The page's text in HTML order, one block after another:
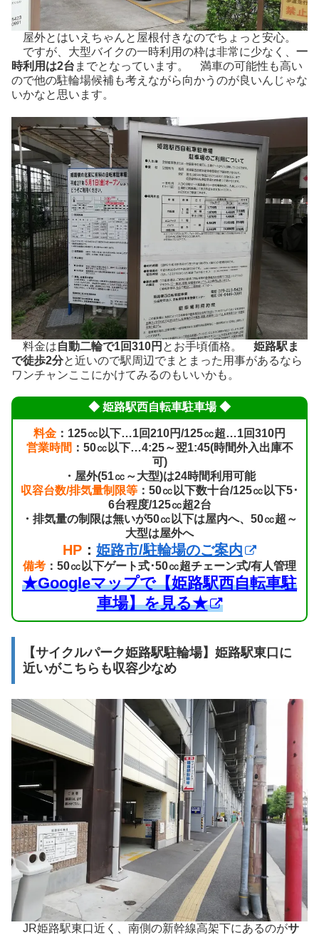
屋外とはいえちゃんと屋根付きなのでちょっと安心。
ですが、大型バイクの一時利用の枠は非常に少なく、 一
時利用は2台 までとなっています。 満車の可能性も高い
ので他の駐輪場候補も考えながら向かうのが良いんじゃな
いかなと思います。
料金は自動二輪で1回310円 とお手頃価格。 姫路駅ま
で徒歩2分と近いので駅周辺でまとまった用事があるなら
ワンチャンここにかけてみるのもいいかも。
◆ 姫路駅西自転車駐車場 ◆
料金 ：125㏄以下…1回210円/125㏄超…1回310円
営業時間 ：50㏄以下…4:25～翌1:45(時間外入出庫不
可)
・屋外(51㏄～大型)は24時間利用可能
収容台数/排気量制限等 ：50㏄以下数十台/125㏄以下5･
6台程度/125㏄超2台
・排気量の制限は無いが50㏄以下は屋内へ、50㏄超～
大型は屋外へ
HP ： 姫路市/駐輪場のご案内
備考 ：50㏄以下ゲート式･50㏄超チェーン式/有人管理
★Googleマップで【姫路駅西自転車駐
車場】を見る★
【サイクルパーク姫路駅駐輪場】姫路駅東口に
近いがこちらも収容少なめ
JR姫路駅東口近く、南側の新幹線高架下にあるのがサ